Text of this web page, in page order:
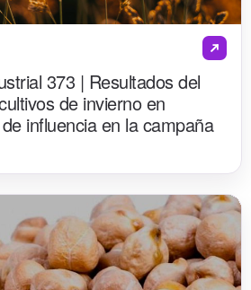
373 | Resultados del
de invierno en
influencia en la campaña